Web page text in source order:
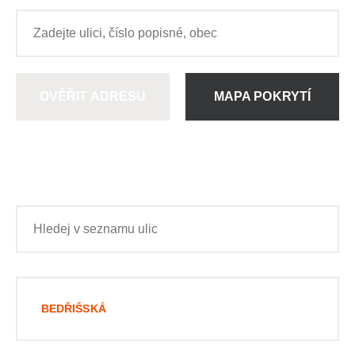
MAPA POKRYTÍ
BEDŘIŠSKÁ